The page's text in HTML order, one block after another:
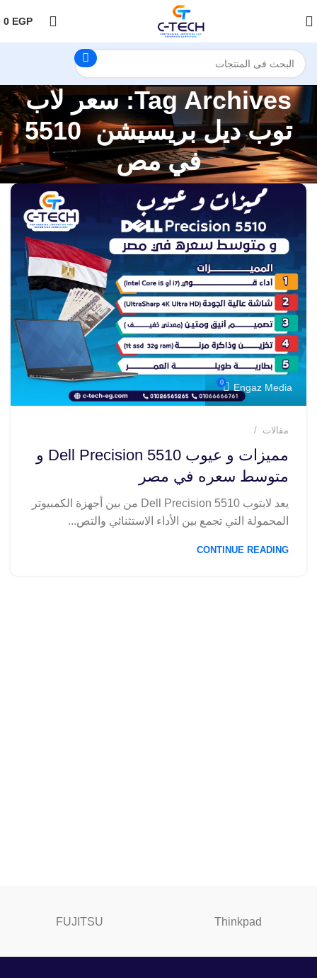
0 EGP
Tag Archives: سعر لاب
توب ديل بريسيشن 5510
في مص
Engaz Media
0
مقالات
مميزات و عيوب Dell Precision 5510 و
متوسط سعره في مصر
يعد لابتوب Dell Precision 5510 من بين أجهزة الكمبيوتر
المحمولة التي تجمع بين الأداء الاستثنائي والتص...
CONTINUE READING
Thinkpad
FUJITSU
اضغط هنا لمتابعتنا على فيس بوك